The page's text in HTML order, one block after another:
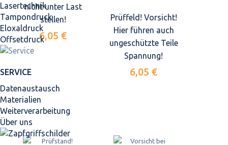
Lasertechnik
Tampondruck
Eloxaldruck
Offsetdruck
SERVICE
Datenaustausch
Materialien
Weiterverarbeitung
Über uns
nicht unter Last
stellen!
6,05 €
Prüffeld! Vorsicht!
Hier führen auch
ungeschützte Teile
Spannung!
6,05 €